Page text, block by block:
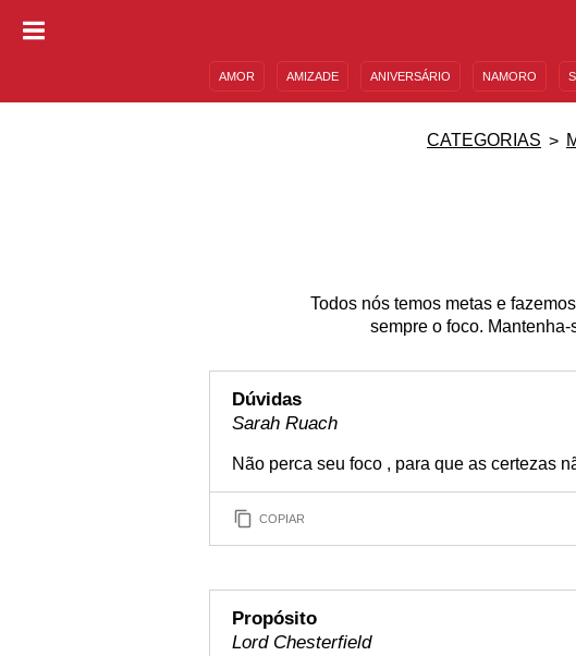
AMOR AMIZADE ANIVERSÁRIO NAMORO
CATEGORIAS
Todos nós temos metas e
sempre o foco.
Dúvidas
Sarah Ruach
Não perca seu foco , para que as certezas
COPIAR
Propósito
Lord Chesterfield